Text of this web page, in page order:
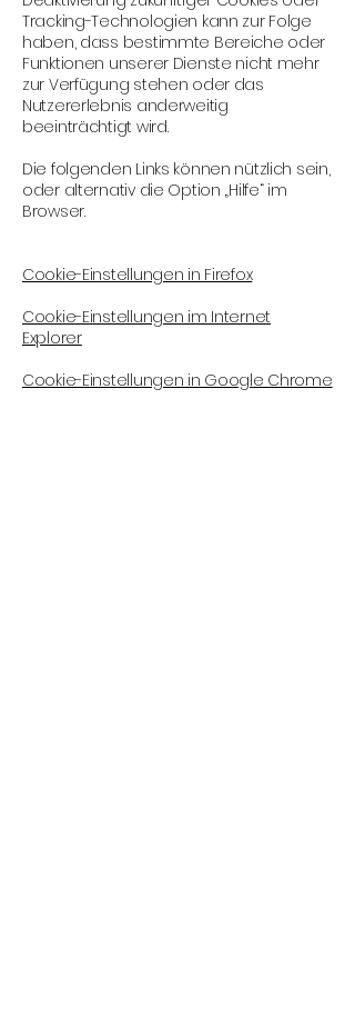
Tracking-Technologien kann zur Folge
haben, dass bestimmte Bereiche oder
Funktionen unserer Dienste nicht mehr
zur Verfügung stehen oder das
Nutzererlebnis anderweitig
beeinträchtigt wird.
Die folgenden Links können nützlich sein,
oder alternativ die Option „Hilfe“ im
Browser.
Cookie-Einstellungen in Firefox
Cookie-Einstellungen im Internet
Explorer
Cookie-Einstellungen in Google Chrome